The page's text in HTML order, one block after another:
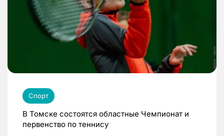
Спорт
В Томске состоятся областные Чемпионат и
первенство по теннису